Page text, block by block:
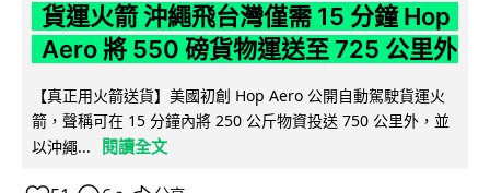
貨運火箭 沖繩飛台灣僅需 15 分鐘 Hop
Aero 將 550 磅貨物運送至 725 公里外
【真正用火箭送貨】美國初創 Hop Aero 公開自動駕駛貨運火
箭，聲稱可在 15 分鐘內將 250 公斤物資投送 750 公里外，並
以沖繩...
閱讀全文